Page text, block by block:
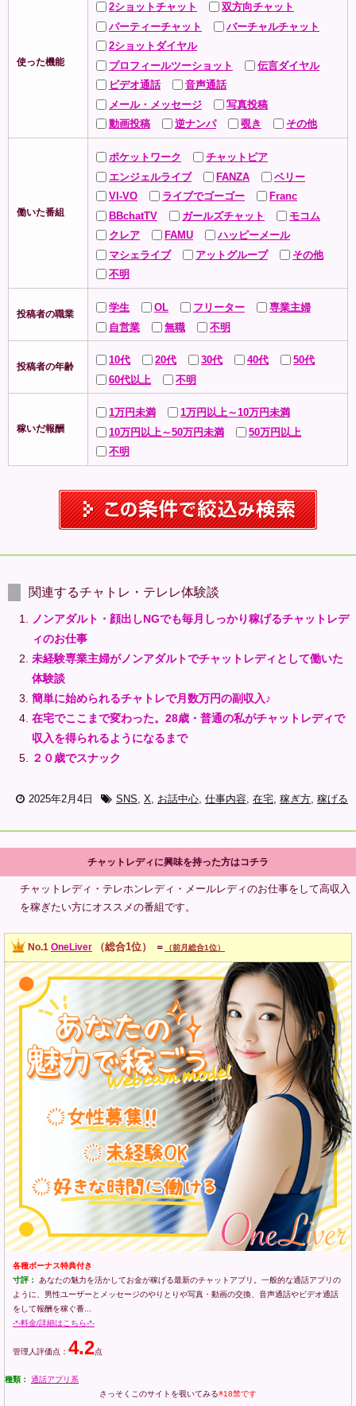
使った機能
2ショットチャット
双方向チャット
パーティーチャット
バーチャルチャット
2ショットダイヤル
プロフィールツーショット
伝言ダイヤル
ビデオ通話
音声通話
メール・メッセージ
写真投稿
動画投稿
逆ナンパ 覗き その他
働いた番組
ポケットワーク
チャットピア
エンジェルライブ
FANZA
ベリー
VI-VO
ライブでゴーゴー
Franc
BBchatTV
ガールズチャット
モコム
クレア
FAMU
ハッピーメール
マシェライブ
アットグループ
その他
不明
投稿者の職業
学生 OL フリーター
専業主婦
自営業
無職 不明
投稿者の年齢
10代 20代 30代 40代
50代
60代以上
不明
稼いだ報酬
1万円未満
1万円以上～10万円未満
10万円以上～50万円未満
50万円以上
不明
関連するチャトレ・テレレ体験談
ノンアダルト・顔出しNGでも毎月しっかり稼げるチャットレデ
ィのお仕事
未経験専業主婦がノンアダルトでチャットレディとして働いた
体験談
簡単に始められるチャトレで月数万円の副収入♪
在宅でここまで変わった。28歳・普通の私がチャットレディで
収入を得られるようになるまで
２０歳でスナック
2025年2月4日 SNS, X, お話中心, 仕事内容, 在宅, 稼ぎ方, 稼げる
チャットレディに興味を持った方はコチラ
チャットレディ・テレホンレディ・メールレディのお仕事をして高収入
を稼ぎたい方にオススメの番組です。
No.1 OneLiver （総合1位） ＝ （前月総合1位）
各種ボーナス特典付き
寸評：
あなたの魅力を活かしてお金が稼げる最新のチャットアプリ。一般的な通話アプリの
ように、男性ユーザーとメッセージのやりとりや写真・動画の交換、音声通話やビデオ通話
をして報酬を稼ぐ番...
-*-料金/詳細はこちら-*-
管理人評価点： 4.2点
種類：
通話アプリ系
さっそくこのサイトを覗いてみる※18禁です